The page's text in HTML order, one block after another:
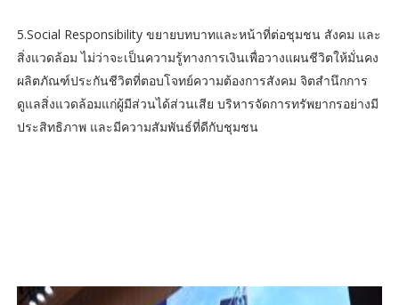
5.Social Responsibility ขยายบทบาทและหน้าที่ต่อชุมชน สังคม และ
สิ่งแวดล้อม ไม่ว่าจะเป็นความรู้ทางการเงินเพื่อวางแผนชีวิตให้มั่นคง
ผลิตภัณฑ์ประกันชีวิตที่ตอบโจทย์ความต้องการสังคม จิตสำนึกการ
ดูแลสิ่งแวดล้อมแก่ผู้มีส่วนได้ส่วนเสีย บริหารจัดการทรัพยากรอย่างมี
ประสิทธิภาพ และมีความสัมพันธ์ที่ดีกับชุมชน